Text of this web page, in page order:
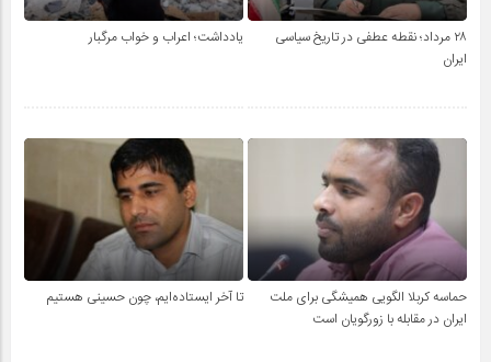
۲۸ مرداد؛ نقطه عطفی در تاریخ سیاسی
ایران
یادداشت؛ اعراب و خواب مرگبار
حماسه کربلا الگویی همیشگی برای ملت
ایران در مقابله با زورگویان است
تا آخر ایستاده‌ایم، چون حسینی هستیم